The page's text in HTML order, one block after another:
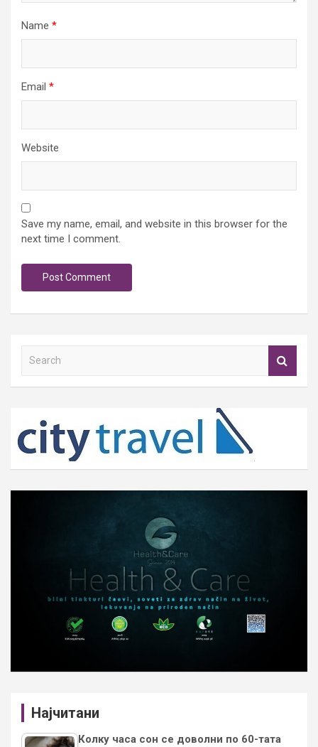
Name *
Email *
Website
Save my name, email, and website in this browser for the
next time I comment.
h
Најчитани
Колку часа сон се доволни по 60-тата